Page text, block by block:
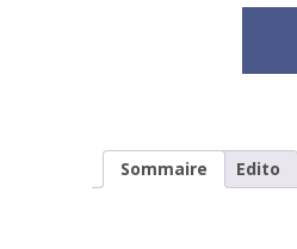
Sommaire Edito